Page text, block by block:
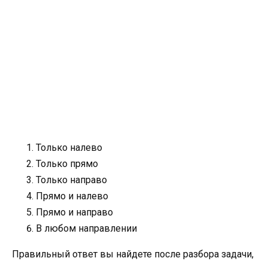
Только налево
Только прямо
Только направо
Прямо и налево
Прямо и направо
В любом направлении
Правильный ответ вы найдете после разбора задачи,